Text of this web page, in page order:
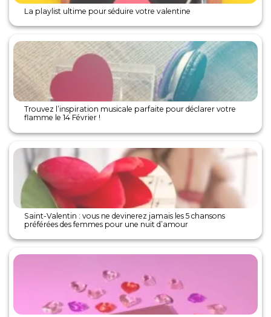
La playlist ultime pour séduire votre valentine
Trouvez l’inspiration musicale parfaite pour déclarer votre
flamme le 14 Février !
Saint-Valentin : vous ne devinerez jamais les 5 chansons
préférées des femmes pour une nuit d’amour